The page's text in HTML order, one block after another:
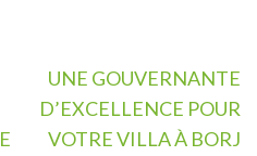
UNE GOUVERNANTE
D’EXCELLENCE POUR
VOTRE VILLA À BORJ